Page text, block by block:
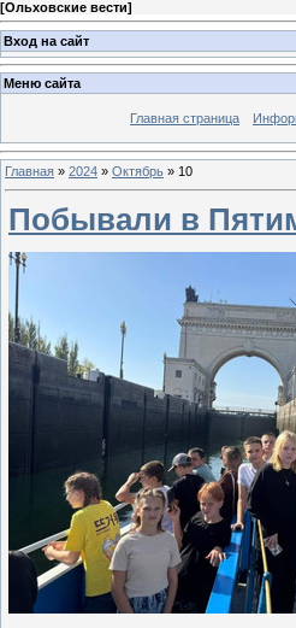
[Ольховские вести]
Вход на сайт
Меню сайта
Главная страница
Главная » 2024 » Октябрь » 10
Побывали в